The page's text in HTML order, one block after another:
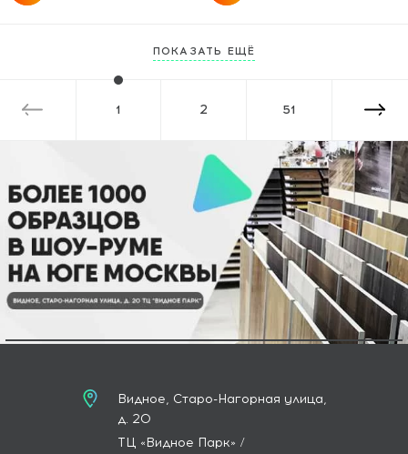
ПОКАЗАТЬ ЕЩЁ
1 2 51
Видное, Старо-Нагорная улица,
д. 20
ТЦ «Видное Парк» /